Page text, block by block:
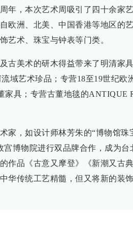
年，本次艺术周吸引了四十余家
欧洲、北美、中国香港等地区的
艺术、珠宝与钟表等门类。
古美术的研木得益带来了明清家
域艺术珍品；专营18至19世纪欧
家具；专营古董地毯的ANTIQUE
家，如设计师林芳朱的“博物馆
宫博物院进行双品牌合作，成为
作品《古意又摩登》《新潮又古
华传统工艺精髓，但又将新的装